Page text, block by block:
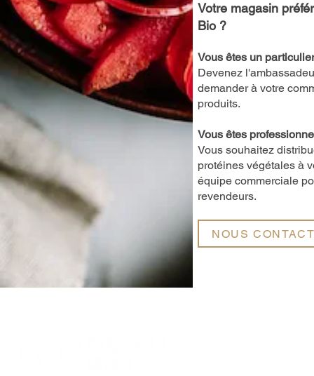
Votre magasin
Bio ?
Vous êtes un
Devenez
demander à votre
produits.
Vous êtes
Vous souhaitez
protéines végétales à
équipe commerciale
revendeurs.
NOUS